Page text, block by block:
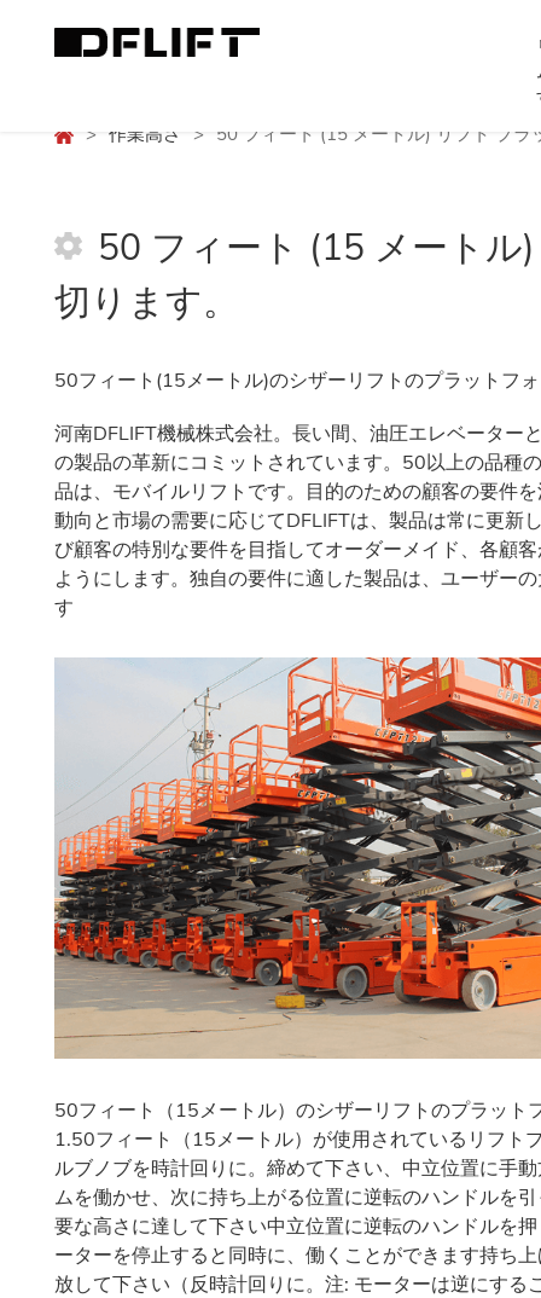
> 作業高さ > 50 フィート (15 メートル) リフト プラ
50 フィート (15 メート
切ります。
50フィート(15メートル)のシザーリフトのプラットフ
河南DFLIFT機械株式会社。長い間、油圧エレベーター
の製品の革新にコミットされています。50以上の品種
品は、モバイルリフトです。目的のための顧客の要件
動向と市場の需要に応じてDFLIFTは、製品は常に更新
び顧客の特別な要件を目指してオーダーメイド、各顧
ようにします。独自の要件に適した製品は、ユーザー
す
50フィート（15メートル）のシザーリフトのプラット
1.50フィート（15メートル）が使用されているリフト
ルブノブを時計回りに。締めて下さい、中立位置に手
ムを働かせ、次に持ち上がる位置に逆転のハンドルを
要な高さに達して下さい中立位置に逆転のハンドルを
ーターを停止すると同時に、働くことができます持ち
放して下さい（反時計回りに。注: モーターは逆にする